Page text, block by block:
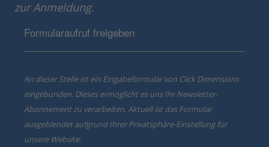
zur Anmeldung.
Formularaufruf freigeben
An dieser Stelle ist ein Eingabeformular von Click Dimensions
eingebunden. Dieses ermöglicht es uns Ihr Newsletter-
Abonnement zu verarbeiten. Aktuell ist das Formular
ausgeblendet aufgrund Ihrer Privatsphäre-Einstellung für
unsere Website.